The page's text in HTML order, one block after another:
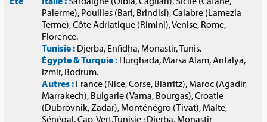
Palerme), Pouilles (Bari, Brindisi), Calabre (Lamezia
Terme), Côte Adriatique (Rimini), Venise, Rome,
Florence.
Tunisie : Djerba, Enfidha, Monastir, Tunis.
Égypte & Turquie : Hurghada, Marsa Alam, Antalya,
Izmir, Bodrum.
Autres : France (Nice, Corse, Biarritz), Maroc (Agadir,
Marrakech), Bulgarie (Varna, Bourgas), Croatie
(Dubrovnik, Zadar), Monténégro (Tivat), Malte,
Sénégal, Cap-Vert.Tunisie : Djerba, Monastir